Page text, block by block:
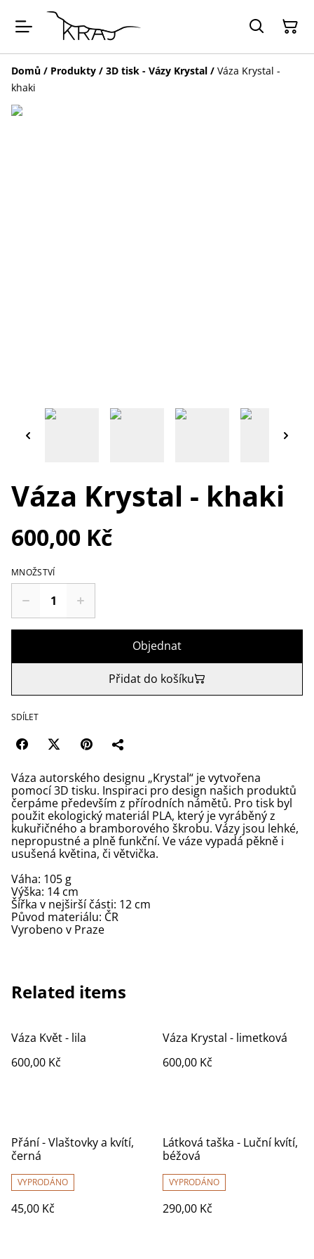
Domů / Produkty / 3D tisk - Vázy Krystal / Váza Krystal -
khaki
Váza Krystal - khaki
600,00 Kč
MNOŽSTVÍ
Objednat
Přidat do košíku
SDÍLET
Váza autorského designu „Krystal“ je vytvořena
pomocí 3D tisku. Inspiraci pro design našich produktů
čerpáme především z přírodních námětů. Pro tisk byl
použit ekologický materiál PLA, který je vyráběný z
kukuřičného a bramborového škrobu. Vázy jsou lehké,
nepropustné a plně funkční. Ve váze vypadá pěkně i
usušená květina, či větvička.
Váha: 105 g
Výška: 14 cm
Šířka v nejširší části: 12 cm
Původ materiálu: ČR
Vyrobeno v Praze
Related items
Váza Květ - lila
600,00 Kč
Váza Krystal - limetková
600,00 Kč
Přání - Vlaštovky a kvítí,
černá
VYPRODÁNO
45,00 Kč
Látková taška - Luční kvítí,
béžová
VYPRODÁNO
290,00 Kč